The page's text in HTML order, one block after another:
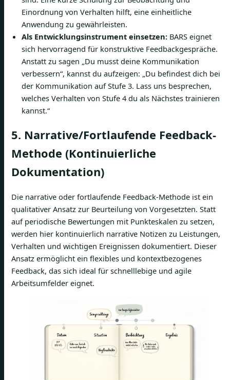
Einordnung von Verhalten hilft, eine einheitliche
Anwendung zu gewährleisten.
Als Entwicklungsinstrument einsetzen: BARS eignet
sich hervorragend für konstruktive Feedbackgespräche.
Anstatt zu sagen „Du musst deine Kommunikation
verbessern“, kannst du aufzeigen: „Du befindest dich bei
der Kommunikation auf Stufe 3. Lass uns besprechen,
welches Verhalten von Stufe 4 du als Nächstes trainieren
kannst.“
5. Narrative/Fortlaufende Feedback-
Methode (Kontinuierliche
Dokumentation)
Die narrative oder fortlaufende Feedback-Methode ist ein
qualitativer Ansatz zur Beurteilung von Vorgesetzten. Statt
auf periodische Bewertungen mit Punkteskalen zu setzen,
werden hier kontinuierlich narrative Notizen zu Leistungen,
Verhalten und wichtigen Ereignissen dokumentiert. Dieser
Ansatz ermöglicht ein flexibles und kontextbezogenes
Feedback, das sich ideal für schnelllebige und agile
Arbeitsumfelder eignet.